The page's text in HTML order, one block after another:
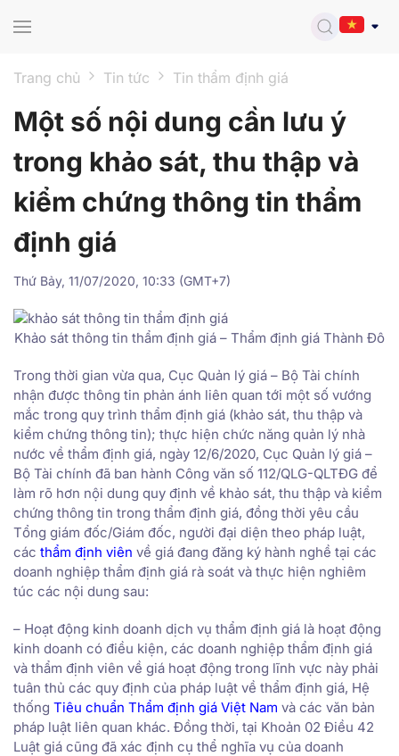
Trang chủ Tin tức Tin thẩm định giá
Một số nội dung cần lưu ý
trong khảo sát, thu thập và
kiểm chứng thông tin thẩm
định giá
Thứ Bảy, 11/07/2020, 10:33 (GMT+7)
Khảo sát thông tin thẩm định giá – Thẩm định giá Thành Đô
Trong thời gian vừa qua, Cục Quản lý giá – Bộ Tài chính
nhận được thông tin phản ánh liên quan tới một số vướng
mắc trong quy trình thẩm định giá (khảo sát, thu thập và
kiểm chứng thông tin); thực hiện chức năng quản lý nhà
nước về thẩm định giá, ngày 12/6/2020, Cục Quản lý giá –
Bộ Tài chính đã ban hành Công văn số 112/QLG-QLTĐG để
làm rõ hơn nội dung quy định về khảo sát, thu thập và kiểm
chứng thông tin trong thẩm định giá, đồng thời yêu cầu
Tổng giám đốc/Giám đốc, người đại diện theo pháp luật,
các thẩm định viên về giá đang đăng ký hành nghề tại các
doanh nghiệp thẩm định giá rà soát và thực hiện nghiêm
túc các nội dung sau:
– Hoạt động kinh doanh dịch vụ thẩm định giá là hoạt động
kinh doanh có điều kiện, các doanh nghiệp thẩm định giá
và thẩm định viên về giá hoạt động trong lĩnh vực này phải
tuân thủ các quy định của pháp luật về thẩm định giá, Hệ
thống Tiêu chuẩn Thẩm định giá Việt Nam và các văn bản
pháp luật liên quan khác. Đồng thời, tại Khoản 02 Điều 42
Luật giá cũng đã xác định cụ thể nghĩa vụ của doanh